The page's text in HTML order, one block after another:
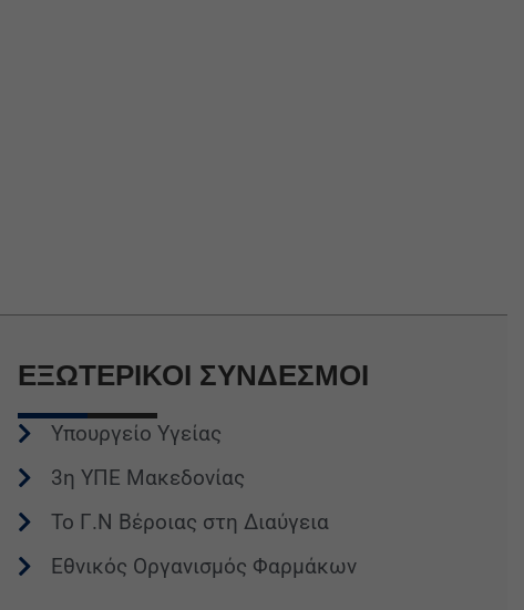
ΕΞΩΤΕΡΙΚΟΙ ΣΥΝΔΕΣΜΟΙ
Υπουργείο Υγείας
3η ΥΠΕ Μακεδονίας
Το Γ.Ν Βέροιας στη Διαύγεια
Εθνικός Οργανισμός Φαρμάκων